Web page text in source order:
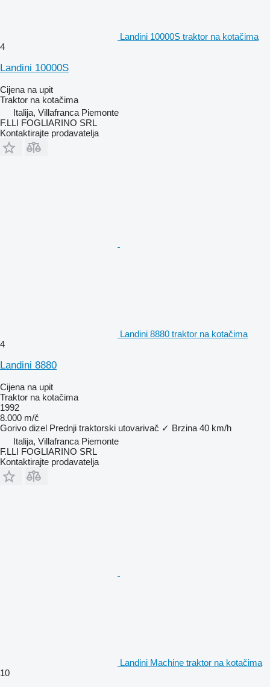
Landini 10000S traktor na kotačima
4
Landini 10000S
Cijena na upit
Traktor na kotačima
Italija, Villafranca Piemonte
F.LLI FOGLIARINO SRL
Kontaktirajte prodavatelja
Landini 8880 traktor na kotačima
4
Landini 8880
Cijena na upit
Traktor na kotačima
1992
8.000 m/č
Gorivo dizel Prednji traktorski utovarivač ✓ Brzina 40 km/h
Italija, Villafranca Piemonte
F.LLI FOGLIARINO SRL
Kontaktirajte prodavatelja
Landini Machine traktor na kotačima
10